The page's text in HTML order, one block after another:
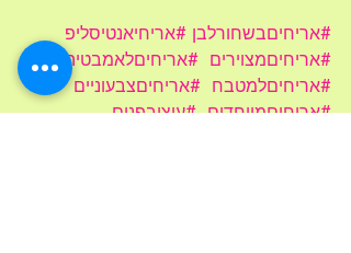
#אריחיםבשחורלבן #אריחיאנטיסליפ
#אריחיםמצוירים #אריחיםלאמבטיה
#אריחיםלמטבח #אריחיםצבעוניים
#אריחיםמיוחדים #עיצובפנים